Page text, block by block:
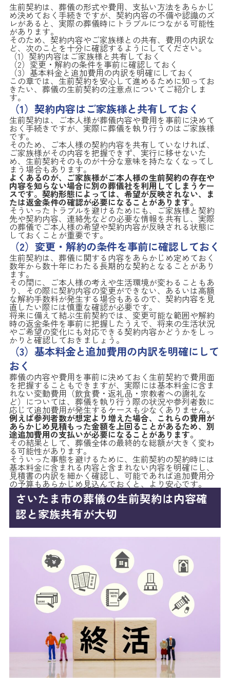
生前契約は、葬儀の形式や費用、支払い方法をあらかじ
め決めておく手続きですが、契約内容の不備や認識のズ
レがあると、実際の葬儀時にトラブルにつながる可能性
があります。
そのため、契約内容やご家族様との共有、費用の内訳な
ど、次のことを十分に確認するようにしてください。
（1）契約内容はご家族様と共有しておく
（2）変更・解約の条件を事前に確認しておく
（3）基本料金と追加費用の内訳を明確にしておく
この章では、生前契約を安心して進めるために知ってお
きたい、葬儀の生前契約の注意点についてご紹介しま
す。
（1）契約内容はご家族様と共有しておく
生前契約は、ご本人様が葬儀内容や費用を事前に決めて
おく手続きですが、実際に葬儀を執り行うのはご家族様
です。
そのため、ご本人様の契約内容を共有していなければ、
ご家族様がその内容を把握できず、実行に移せないた
め、生前契約そのものが十分な意味を持たなくなってし
まう場合もあります。
よくあるのが、ご家族様がご本人様の生前契約の存在や
内容を知らない場合に別の葬儀社を利用してしまうケー
スです。契約形態によっては、希望が反映されない、ま
たは返金条件の確認が必要になることがあります。
そういったトラブルを避けるためにも、ご家族様と契約
先や契約内容、連絡先などの必要な情報を共有し、実際
の葬儀でご本人様の希望や契約内容が反映される状態に
しておくことが重要です。
（2）変更・解約の条件を事前に確認しておく
生前契約は、葬儀に関する内容をあらかじめ定めておく
数年から数十年にわたる長期的な契約となることがあり
ます。
その間に、ご本人様の考えや生活環境が変わることもあ
り、その際に契約内容の変更ができない、あるいは高額
な解約手数料が発生する場合もあるので、契約内容を見
直したい際には慎重な確認が必要です。
将来に備えて結ぶ生前契約では、変更可能な範囲や解約
時の返金条件を事前に把握したうえで、将来の生活状況
やご希望の変化にも対応できる契約内容かどうかをしっ
かりと確認しておきましょう。
（3）基本料金と追加費用の内訳を明確にして
おく
葬儀の内容や費用を事前に決めておく生前契約で費用面
を把握することもできますが、実際には基本料金に含ま
れない変動費用（飲食費・返礼品・宗教者への謝礼な
ど）については、葬儀を執り行う際の状況や参列者数に
応じて追加費用が発生するケースも少なくありません。
例えば参列者数が想定より増えた場合、これらの費用が
あらかじめ見積もった金額を上回ることがあるため、別
途追加費用の支払いが必要になることがあります。
その結果として、葬儀全体の最終的な総額が大きく変わ
る可能性があります。
そういった事態を避けるために、生前契約の契約時には
基本料金に含まれる内容と含まれない内容を明確にし、
見積書の内訳を細かく確認し、可能であれば追加費用分
の予算もあらかじめ見込んでおくと、より安心です。
さいたま市の葬儀の生前契約は内容確
認と家族共有が大切